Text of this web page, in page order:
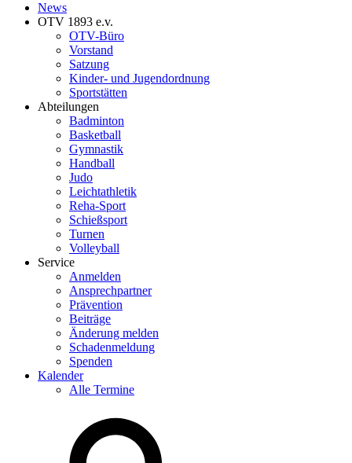
News
OTV 1893 e.v.
OTV-Büro
Vorstand
Satzung
Kinder- und Jugendordnung
Sportstätten
Abteilungen
Badminton
Basketball
Gymnastik
Handball
Judo
Leichtathletik
Reha-Sport
Schießsport
Turnen
Volleyball
Service
Anmelden
Ansprechpartner
Prävention
Beiträge
Änderung melden
Schadenmeldung
Spenden
Kalender
Alle Termine